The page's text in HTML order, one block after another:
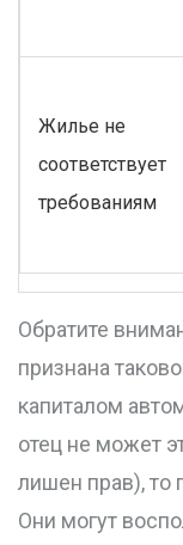
Жилье не
соответствует
требованиям
Обратите
признана
капиталом
отец не может
лишен прав), то
Они могут